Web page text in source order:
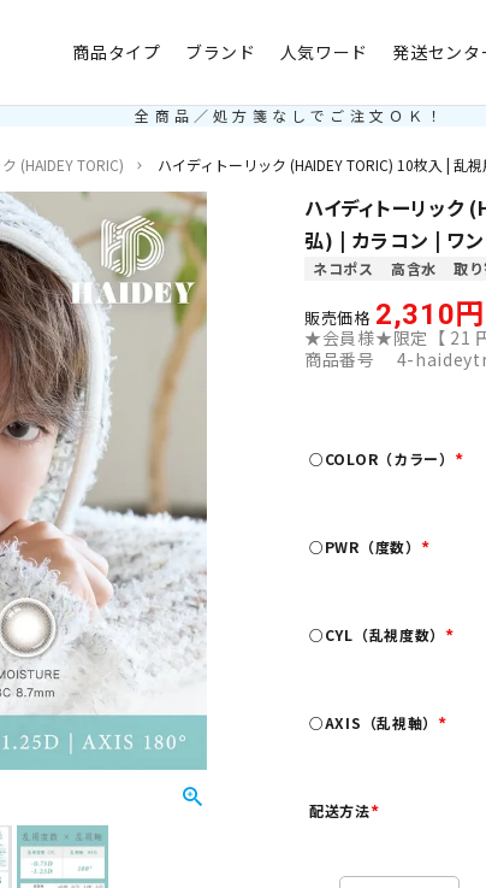
商品タイプ ブランド 人気ワード 発送センタ
全商品／処方箋なしでご注文ＯＫ！
(HAIDEY TORIC) ハイディトーリック (HAIDEY TORIC) 10枚入 | 乱
ハイディトーリッ
弘) | カラコン | ワン
ネコポス 高含水 取
販売価格 2,310
★会員様★限定【 21
商品番号
4-
○COLOR（カラー）
○PWR（度数）
)
○CYL（乱視度数）
)
○AXIS（乱視軸）
配送方法
須